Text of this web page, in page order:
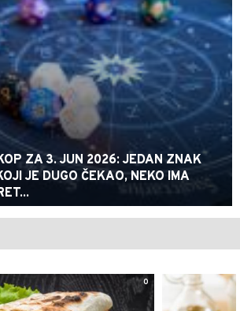
ZA 3. JUN 2026: JEDAN ZNAK
JE DUGO ČEKAO, NEKO IMA
0